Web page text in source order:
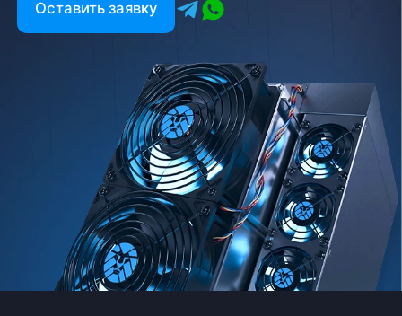
Оставить заявку